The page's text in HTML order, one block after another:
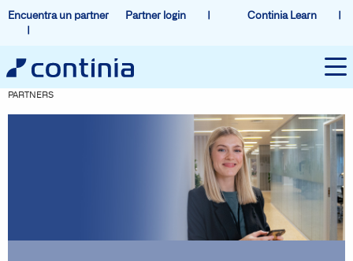
Encuentra un partner Partner login Continia Learn
PARTNERS